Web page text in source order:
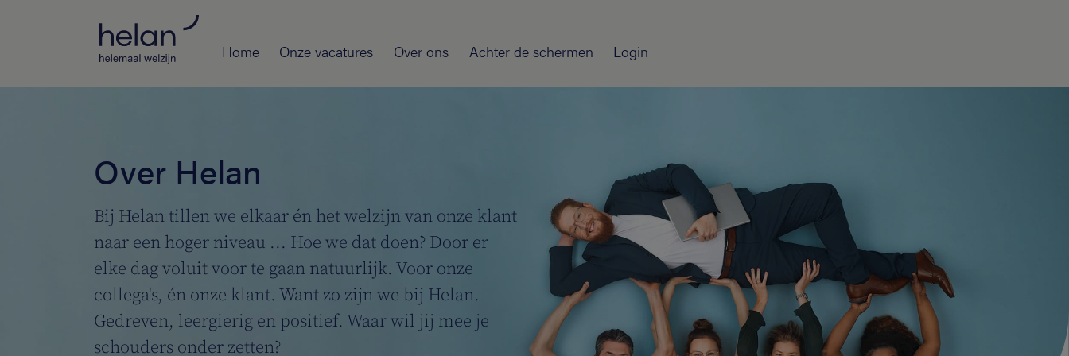
Home Onze vacatures Over ons Achter de schermen Login
Over Helan
Bij Helan tillen we elkaar én het welzijn van onze klant
naar een hoger niveau ... Hoe we dat doen? Door er
elke dag voluit voor te gaan natuurlijk. Voor onze
collega's, én onze klant. Want zo zijn we bij Helan.
Gedreven, leergierig en positief. Waar wil jij mee je
schouders onder zetten?